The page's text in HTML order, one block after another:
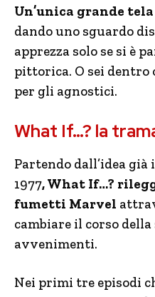
Un’unica grande tela
dando uno sguardo
apprezza solo se si è
pittorica. O sei dentro
per gli agnostici.
What If…? la
Partendo dall’idea
1977, What If…?
fumetti Marvel
cambiare il corso
avvenimenti.
Nei primi tre episodi